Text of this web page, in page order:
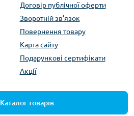
Договір публічної оферти
Зворотній зв’язок
Повернення товару
Карта сайту
Подарункові сертифікати
Акції
Каталог товарів